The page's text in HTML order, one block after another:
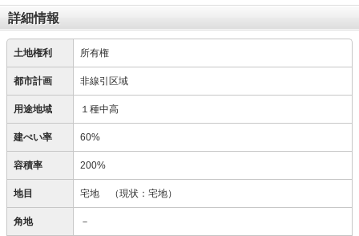
詳細情報
土地権利 所有権
都市計画 非線引区域
用途地域 １種中高
建ぺい率 60%
容積率 200%
地目 宅地 （現状：宅地）
角地 －